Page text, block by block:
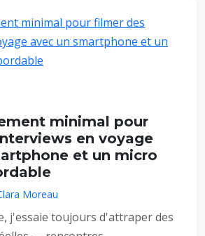
minimal pour
en voyage
et un micro
Moreau
j'essaie toujours d'attraper des